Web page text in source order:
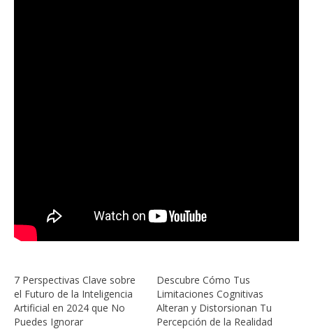
7 Perspectivas Clave sobre
el Futuro de la Inteligencia
Artificial en 2024 que No
Puedes Ignorar
Descubre Cómo Tus
Limitaciones Cognitivas
Alteran y Distorsionan Tu
Percepción de la Realidad